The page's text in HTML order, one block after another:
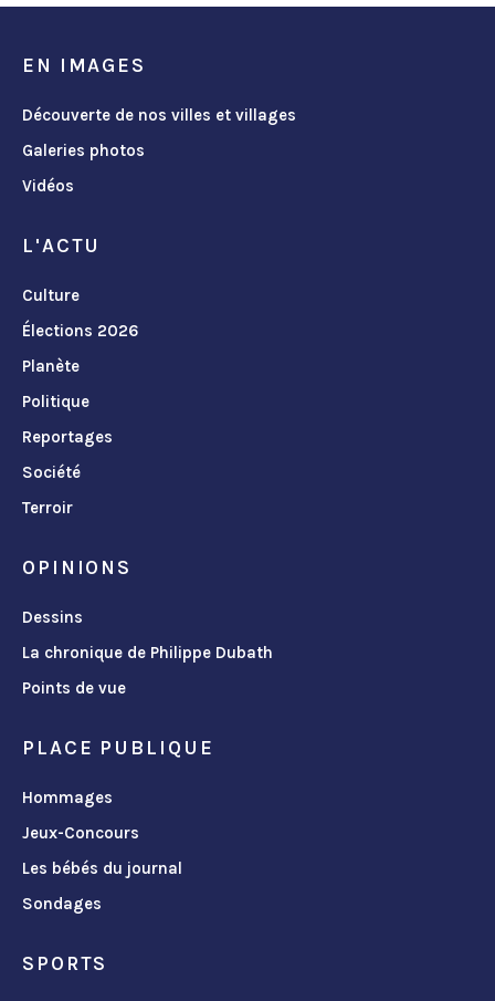
EN IMAGES
Découverte de nos villes et villages
Galeries photos
Vidéos
L'ACTU
Culture
Élections 2026
Planète
Politique
Reportages
Société
Terroir
OPINIONS
Dessins
La chronique de Philippe Dubath
Points de vue
PLACE PUBLIQUE
Hommages
Jeux-Concours
Les bébés du journal
Sondages
SPORTS